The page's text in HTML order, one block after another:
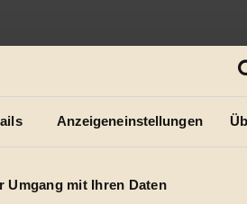
Anzeigeneinstellungen
Umgang mit Ihren Daten
Lebensstil und bewussten
Plattform für Ideen, Menschen
des Fair-Trade sowie der Branche